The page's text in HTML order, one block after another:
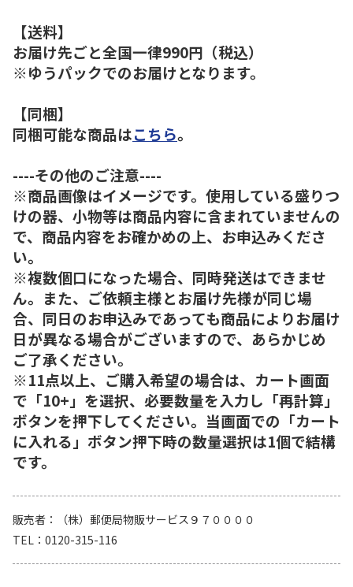
【送料】
お届け先ごと全国一律990円（税込）
※ゆうパックでのお届けとなります。
【同梱】
同梱可能な商品はこちら。
----その他のご注意----
※商品画像はイメージです。使用している盛りつ
けの器、小物等は商品内容に含まれていませんの
で、商品内容をお確かめの上、お申込みくださ
い。
※複数個口になった場合、同時発送はできませ
ん。また、ご依頼主様とお届け先様が同じ場
合、同日のお申込みであっても商品によりお届け
日が異なる場合がございますので、あらかじめ
ご了承ください。
※11点以上、ご購入希望の場合は、カート画面
で「10+」を選択、必要数量を入力し「再計算」
ボタンを押下してください。当画面での「カート
に入れる」ボタン押下時の数量選択は1個で結構
です。
販売者
（株）郵便局物販サービス９７００００
TEL
0120-315-116